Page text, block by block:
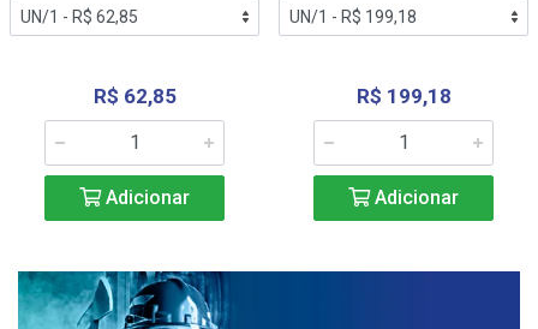
R$ 62,85
Adicionar
R$ 199,18
Adicionar